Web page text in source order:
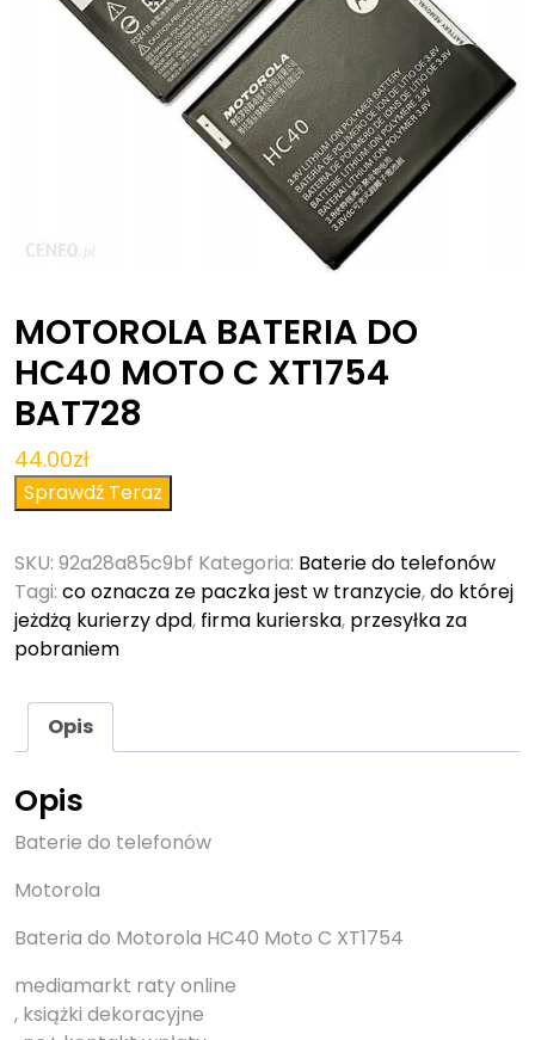
MOTOROLA BATERIA DO
HC40 MOTO C XT1754
BAT728
44.00zł
Sprawdź Teraz
SKU: 92a28a85c9bf Kategoria: Baterie do telefonów
Tagi: co oznacza ze paczka jest w tranzycie,do której
jeżdżą kurierzy dpd, firma kurierska, przesyłka za
pobraniem
Opis
Opis
Baterie do telefonów
Motorola
Bateria do Motorola HC40 Moto C XT1754
mediamarkt raty online
, książki dekoracyjne